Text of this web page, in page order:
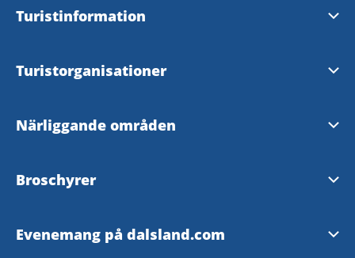
Turistinformation
Visit Dalsland Center
Dals-Eds InfoPoint
Färgelanda InfoPoint
Turistorganisationer
Visit Dalsland AB
Närliggande områden
Bohuslän
Broschyrer
Ladda hem
Evenemang på dalsland.com